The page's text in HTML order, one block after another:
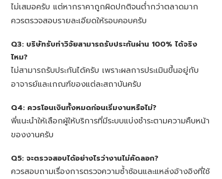
ไม่เสมอครับ แต่หากราคาถูกผิดปกติจนต่ำกว่าตลาดมาก
ควรตรวจสอบรายละเอียดให้รอบคอบครับ
Q3: บริษัทรับทำวิจัยสามารถรับประกันผ่าน 100% ได้จริง
ไหม?
ไม่สามารถรับประกันได้ครับ เพราะผลการประเมินขึ้นอยู่กับ
อาจารย์และเกณฑ์ของแต่ละสถาบันครับ
Q4: ควรโอนเงินทั้งหมดก่อนเริ่มงานหรือไม่?
พี่แนะนำให้เลือกผู้ให้บริการที่มีระบบแบ่งชำระตามความคืบหน้า
ของงานครับ
Q5: จะตรวจสอบได้อย่างไรว่างานไม่คัดลอก?
ควรสอบถามเรื่องการตรวจความซ้ำซ้อนและแหล่งอ้างอิงที่ใช้